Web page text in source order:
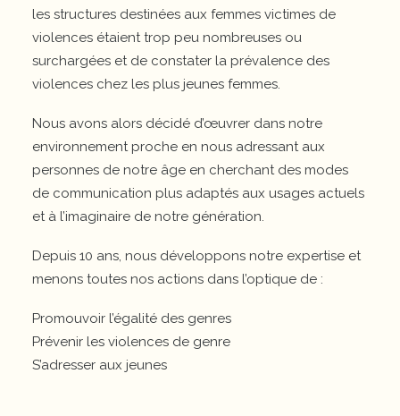
les structures destinées aux femmes victimes de
violences étaient trop peu nombreuses ou
surchargées et de constater la prévalence des
violences chez les plus jeunes femmes.
Nous avons alors décidé d’œuvrer dans notre
environnement proche en nous adressant aux
personnes de notre âge en cherchant des modes
de communication plus adaptés aux usages actuels
et à l’imaginaire de notre génération.
Depuis 10 ans, nous développons notre expertise et
menons toutes nos actions dans l’optique de :
Promouvoir l’égalité des genres
Prévenir les violences de genre
S’adresser aux jeunes